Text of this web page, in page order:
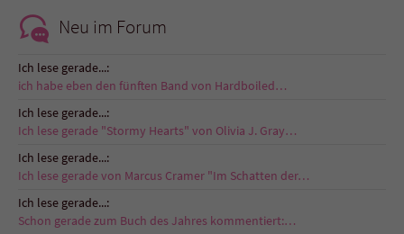
Neu im Forum
Ich lese gerade...:
ich habe eben den fünften Band von Hardboiled…
Ich lese gerade...:
Ich lese gerade "Stormy Hearts" von Olivia J. Gray…
Ich lese gerade...:
Ich lese gerade von Marcus Cramer "Im Schatten der…
Ich lese gerade...:
Schon gerade zum Buch des Jahres kommentiert:…